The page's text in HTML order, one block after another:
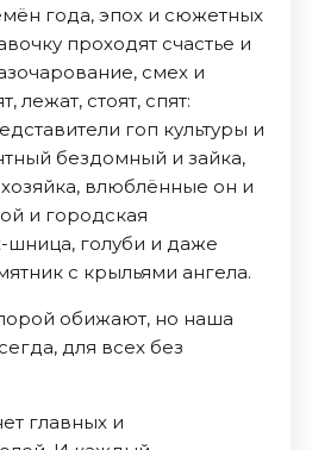
года, эпох и сюжетных
проходят счастье и
смех и
лежат, стоят, спят:
гоп культуры и
бездомный и зайка,
влюблённые он и
и городская
голуби и даже
с крыльями ангела.
обижают, но наша
для всех без
главных и